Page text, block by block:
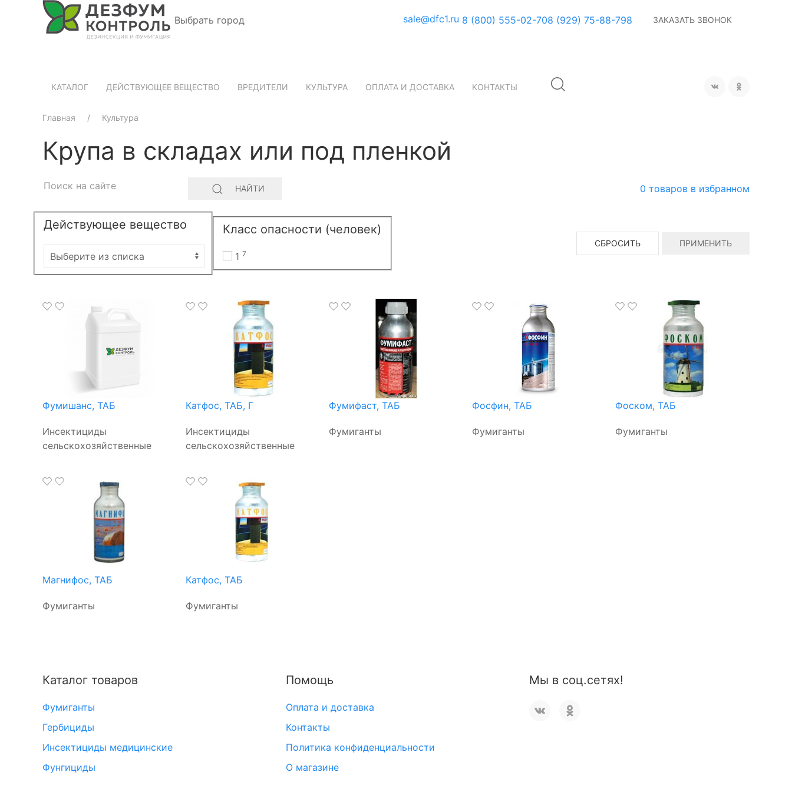
Выбрать город sale@dfc1.ru 8 (800) 555-02-708 (929) 75-88-798 ЗАКАЗАТЬ ЗВОНОК
КАТАЛОГ ДЕЙСТВУЮЩЕЕ ВЕЩЕСТВО ВРЕДИТЕЛИ КУЛЬТУРА ОПЛАТА И ДОСТАВКА КОНТАКТЫ
Главная Культура
Крупа в складах или под пленкой
НАЙТИ 0 товаров в избранном
Действующее вещество Класс опасности (человек)
1 7
СБРОСИТЬ ПРИМЕНИТЬ
Фумишанс, ТАБ
Инсектициды
сельскохозяйственные
Катфос, ТАБ, Г
Инсектициды
сельскохозяйственные
Фумифаст, ТАБ
Фумиганты
Фосфин, ТАБ
Фумиганты
Фоском, ТАБ
Фумиганты
Магнифос, ТАБ
Фумиганты
Катфос, ТАБ
Фумиганты
Каталог товаров
Фумиганты
Гербициды
Инсектициды медицинские
Фунгициды
Помощь
Оплата и доставка
Контакты
Политика конфиденциальности
О магазине
Мы в соц.сетях!